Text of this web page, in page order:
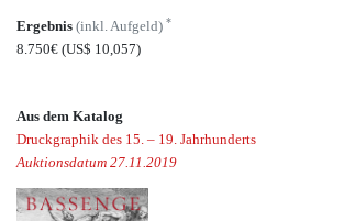
Ergebnis (inkl. Aufgeld) *
8.750€ (US$ 10,057)
Aus dem Katalog
Druckgraphik des 15. – 19. Jahrhunderts
Auktionsdatum 27.11.2019